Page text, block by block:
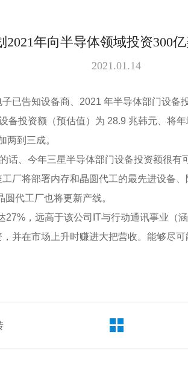
2021年向半导体领域投资300
2021.01.14
已告知设备商、2021 年半导体部门设备
备投资额（预估值）为 28.9 兆韩元、将
两到三成。
话、今年三星半导体部门设备投资额很有
厂将部署内存和晶圆代工的最先进设备
代工厂也将更新产线。
，远高于该公司IT与行动通讯事业（
并在市场上升时赚进大把营收。能够尽